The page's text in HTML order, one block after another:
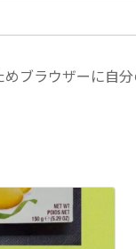
ブラウザーに自